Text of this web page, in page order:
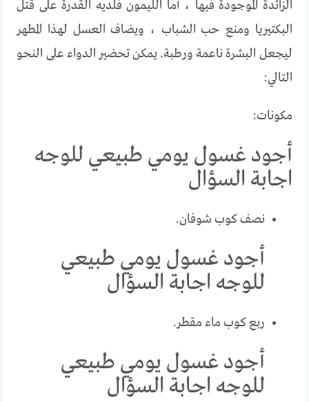
الزائدة الموجودة فيها ، أما الليمون فلديه القدرة على قتل
البكتيريا ومنع حب الشباب ، ويضاف العسل لهذا المطهر
ليجعل البشرة ناعمة ورطبة. يمكن تحضير الدواء على النحو
التالي:
مكونات:
أجود غسول يومي طبيعي للوجه
اجابة السؤال
نصف كوب شوفان.
أجود غسول يومي طبيعي
للوجه اجابة السؤال
ربع كوب ماء مقطر.
أجود غسول يومي طبيعي
للوجه اجابة السؤال